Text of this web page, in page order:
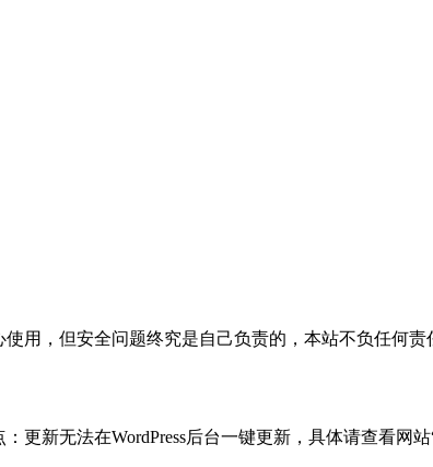
用，但安全问题终究是自己负责的，本站不负任何责
新无法在WordPress后台一键更新，具体请查看网站